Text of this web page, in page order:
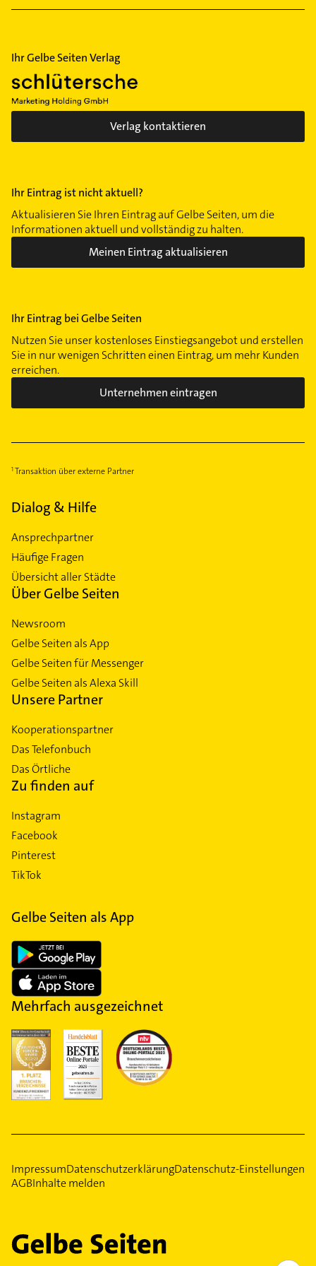
Zoo
Ihr Gelbe Seiten Verlag
Verlag kontaktieren
Ihr Eintrag ist nicht aktuell?
Aktualisieren Sie Ihren Eintrag auf Gelbe Seiten, um die
Informationen aktuell und vollständig zu halten.
Meinen Eintrag aktualisieren
Ihr Eintrag bei Gelbe Seiten
Nutzen Sie unser kostenloses Einstiegsangebot und erstellen
Sie in nur wenigen Schritten einen Eintrag, um mehr Kunden
erreichen.
Unternehmen eintragen
Transaktion über externe Partner
Dialog & Hilfe
Ansprechpartner
Häufige Fragen
Übersicht aller Städte
Über Gelbe Seiten
Newsroom
Gelbe Seiten als App
Gelbe Seiten für Messenger
Gelbe Seiten als Alexa Skill
Unsere Partner
Kooperationspartner
Das Telefonbuch
Das Örtliche
Zu finden auf
Instagram
Facebook
Pinterest
TikTok
Gelbe Seiten als App
Mehrfach ausgezeichnet
ImpressumDatenschutzerklärungDatenschutz-Einstellungen
AGBInhalte melden